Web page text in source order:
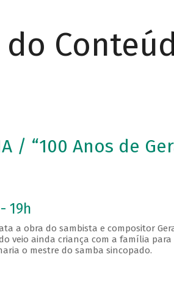
/ “100 Anos de
19h
a obra do sambista e compositor
veio ainda criança com a família para
o mestre do samba sincopado.